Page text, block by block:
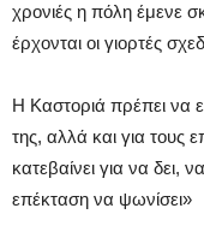
χρονιές η πόλη έμενε
έρχονται οι γιορτές
Η Καστοριά πρέπει να
της, αλλά και για τους
κατεβαίνει για να δει,
επέκταση να ψωνίσει»